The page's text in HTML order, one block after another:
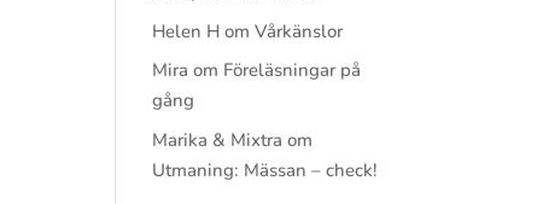
Helen H omVårkänslor
Mira om Föreläsningar på
gång
Marika & Mixtra om
Utmaning: Mässan – check!